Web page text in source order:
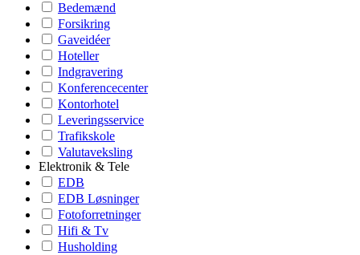
Bedemænd
Forsikring
Gaveidéer
Hoteller
Indgravering
Konferencecenter
Kontorhotel
Leveringsservice
Trafikskole
Valutaveksling
Elektronik & Tele
EDB
EDB Løsninger
Fotoforretninger
Hifi & Tv
Husholding